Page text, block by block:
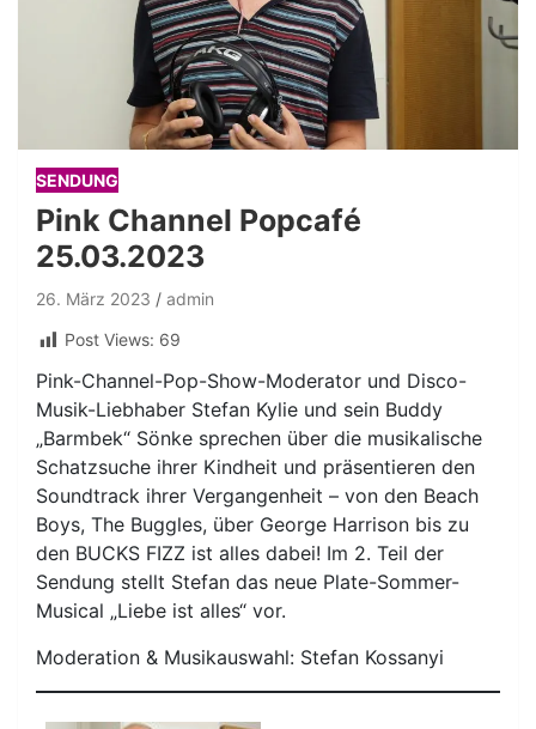
SENDUNG
Pink Channel Popcafé
25.03.2023
26. März 2023
admin
Post Views: 69
Pink-Channel-Pop-Show-Moderator und Disco-
Musik-Liebhaber Stefan Kylie und sein Buddy
„Barmbek“ Sönke sprechen über die musikalische
Schatzsuche ihrer Kindheit und präsentieren den
Soundtrack ihrer Vergangenheit – von den Beach
Boys, The Buggles, über George Harrison bis zu
den BUCKS FIZZ ist alles dabei! Im 2. Teil der
Sendung stellt Stefan das neue Plate-Sommer-
Musical „Liebe ist alles“ vor.
Moderation & Musikauswahl: Stefan Kossanyi